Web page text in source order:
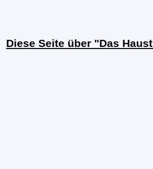
Diese Seite über "Das